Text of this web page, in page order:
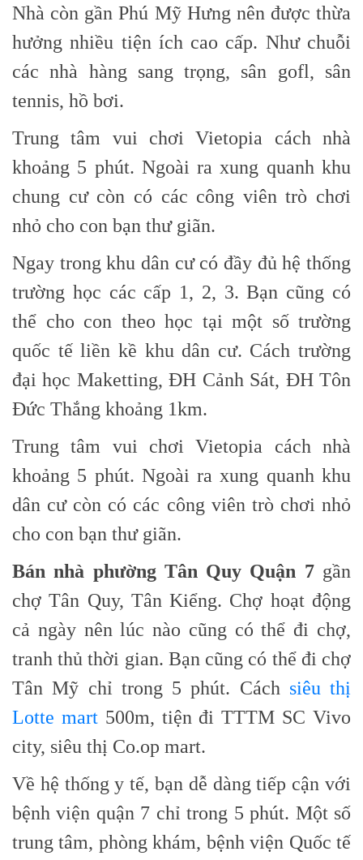
Nhà còn gần Phú Mỹ Hưng nên được thừa
hưởng nhiều tiện ích cao cấp. Như chuỗi
các nhà hàng sang trọng, sân gofl, sân
tennis, hồ bơi.
Trung tâm vui chơi Vietopia cách nhà
khoảng 5 phút. Ngoài ra xung quanh khu
chung cư còn có các công viên trò chơi
nhỏ cho con bạn thư giãn.
Ngay trong khu dân cư có đầy đủ hệ thống
trường học các cấp 1, 2, 3. Bạn cũng có
thể cho con theo học tại một số trường
quốc tế liền kề khu dân cư. Cách trường
đại học Maketting, ĐH Cảnh Sát, ĐH Tôn
Đức Thắng khoảng 1km.
Trung tâm vui chơi Vietopia cách nhà
khoảng 5 phút. Ngoài ra xung quanh khu
dân cư còn có các công viên trò chơi nhỏ
cho con bạn thư giãn.
Bán nhà phường Tân Quy Quận 7gần
chợ Tân Quy, Tân Kiểng. Chợ hoạt động
cả ngày nên lúc nào cũng có thể đi chợ,
tranh thủ thời gian. Bạn cũng có thể đi chợ
Tân Mỹ chỉ trong 5 phút. Cách siêu thị
Lotte mart500m, tiện đi TTTM SC Vivo
city, siêu thị Co.op mart.
Về hệ thống y tế, bạn dễ dàng tiếp cận với
bệnh viện quận 7 chỉ trong 5 phút. Một số
trung tâm, phòng khám, bệnh viện Quốc tế